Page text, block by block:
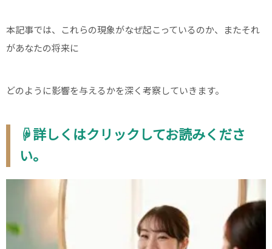
本記事では、これらの現象がなぜ起こっているのか、またそれ
があなたの将来に
どのように影響を与えるかを深く考察していきます。
☟詳しくはクリックしてお読みくださ
い。